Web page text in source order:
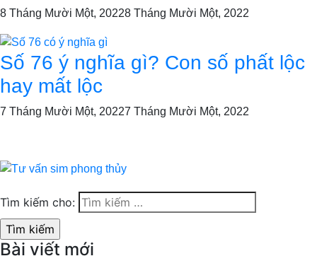
8 Tháng Mười Một, 20228 Tháng Mười Một, 2022
Số 76 ý nghĩa gì? Con số phất lộc
hay mất lộc
7 Tháng Mười Một, 20227 Tháng Mười Một, 2022
Tìm kiếm cho:
Bài viết mới